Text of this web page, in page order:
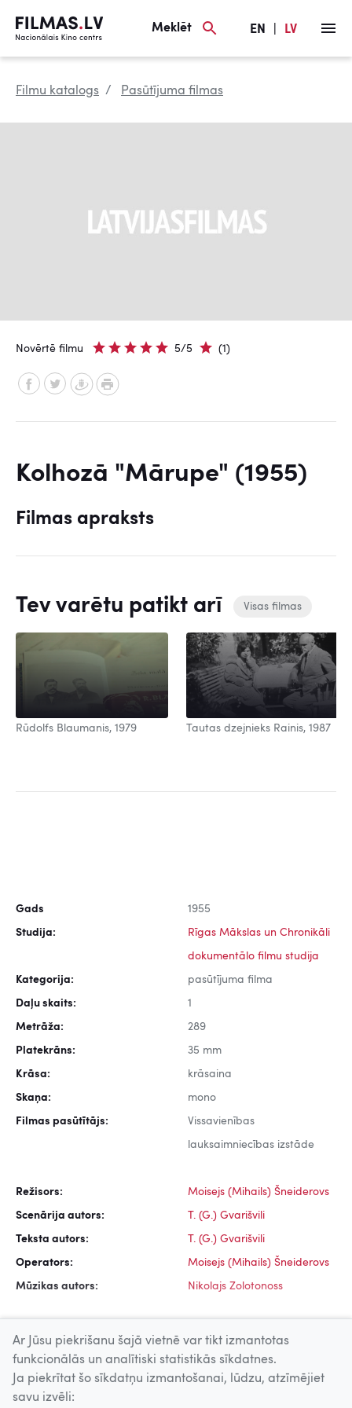
Meklēt EN LV
Filmu katalogs Pasūtījuma filmas
Novērtē filmu 5/5 (1)
Kolhozā "Mārupe" (1955)
Filmas apraksts
Tev varētu patikt arī Visas filmas
Rūdolfs Blaumanis, 1979 Tautas dzejnieks Rainis, 1987
Gads 1955
Studija: Rīgas Mākslas un Chronikāli
dokumentālo filmu studija
Kategorija: pasūtījuma filma
Daļu skaits: 1
Metrāža: 289
Platekrāns: 35 mm
Krāsa: krāsaina
Skaņa: mono
Filmas pasūtītājs: Vissavienības
lauksaimniecības izstāde
Režisors: Moisejs (Mihails) Šneiderovs
Scenārija autors: T. (G.) Gvarišvili
Teksta autors: T. (G.) Gvarišvili
Operators: Moisejs (Mihails) Šneiderovs
Mūzikas autors: Nikolajs Zolotonoss
Uz augšu
Ar Jūsu piekrišanu šajā vietnē var tikt izmantotas
funkcionālās un analītiski statistikās sīkdatnes.
Ja piekrītat šo sīkdatņu izmantošanai, lūdzu, atzīmējiet
savu izvēli: